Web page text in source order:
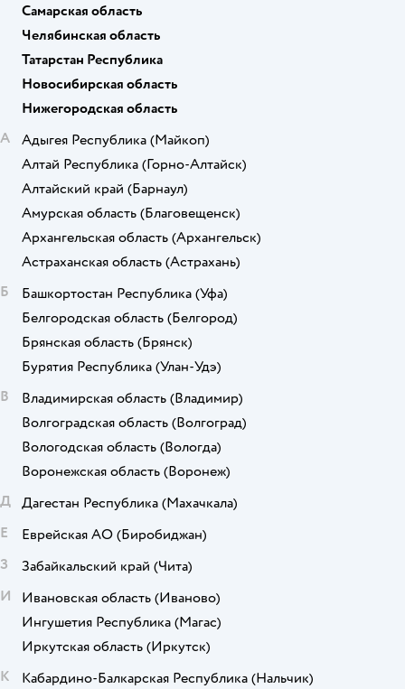
Самарская область
Челябинская область
Татарстан Республика
Новосибирская область
Нижегородская область
А
Адыгея Республика (Майкоп)
Алтай Республика (Горно-Алтайск)
Алтайский край (Барнаул)
Амурская область (Благовещенск)
Архангельская область (Архангельск)
Астраханская область (Астрахань)
Б
Башкортостан Республика (Уфа)
Белгородская область (Белгород)
Брянская область (Брянск)
Бурятия Республика (Улан-Удэ)
В
Владимирская область (Владимир)
Волгоградская область (Волгоград)
Вологодская область (Вологда)
Воронежская область (Воронеж)
Д Дагестан Республика (Махачкала)
Е
Еврейская АО (Биробиджан)
З
Забайкальский край (Чита)
И
Ивановская область (Иваново)
Ингушетия Республика (Магас)
Иркутская область (Иркутск)
К
Кабардино-Балкарская Республика (Нальчик)